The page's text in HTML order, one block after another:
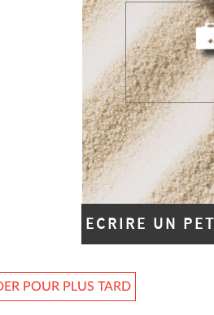
ECRIRE UN
POUR PLUS TARD